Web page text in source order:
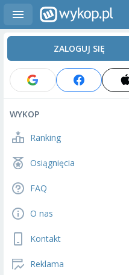
ZALOGUJ SIĘ
WYKOP
Ranking
Osiągnięcia
FAQ
O nas
Kontakt
Reklama